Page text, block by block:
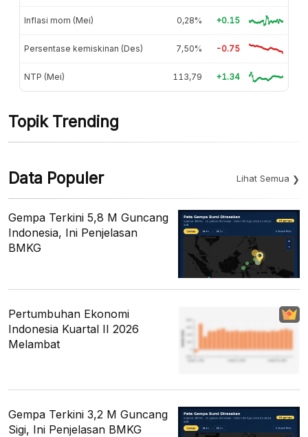
Inflasi mom (Mei) 0,28% +0.15
Persentase kemiskinan (Des) 7,50% -0.75
NTP (Mei) 113,79 +1.34
Topik Trending
Data Populer Lihat Semua
Gempa Terkini 5,8 M Guncang
Indonesia, Ini Penjelasan
BMKG
Pertumbuhan Ekonomi
Indonesia Kuartal II 2026
Melambat
Gempa Terkini 3,2 M Guncang
Sigi, Ini Penjelasan BMKG